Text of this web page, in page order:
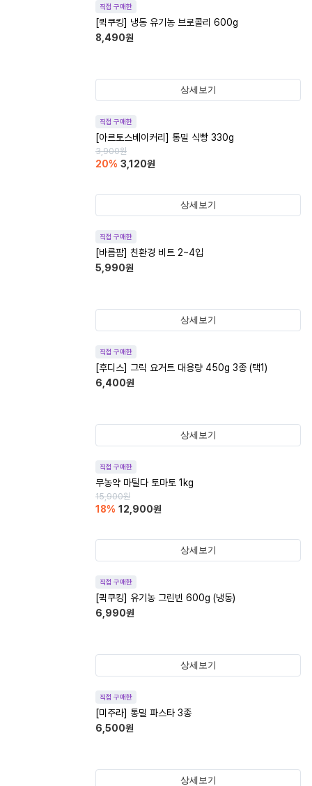
직접 구매한
[퀵쿠킹] 냉동 유기농 브로콜리 600g
8,490원
상세보기
직접 구매한
[아르토스베이커리] 통밀 식빵 330g
3,900원
20% 3,120원
상세보기
직접 구매한
[바름팜] 친환경 비트 2~4입
5,990원
상세보기
직접 구매한
[후디스] 그릭 요거트 대용량 450g 3종 (택1)
6,400원
상세보기
직접 구매한
무농약 마틸다 토마토 1kg
15,900원
18% 12,900원
상세보기
직접 구매한
[퀵쿠킹] 유기농 그린빈 600g (냉동)
6,990원
상세보기
직접 구매한
[미주라] 통밀 파스타 3종
6,500원
상세보기